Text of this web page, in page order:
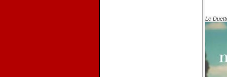
Le